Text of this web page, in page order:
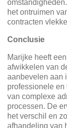
het ontruimen
contracten
Conclusie
Marijke heeft
afwikkelen van
aanbevelen aan
professionele
van complexe
processen. De
het verschil en
afhandeling van